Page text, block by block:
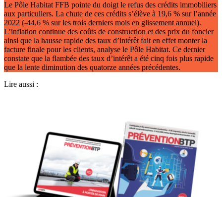
Le Pôle Habitat FFB pointe du doigt le refus des crédits immobiliers
aux particuliers. La chute de ces crédits s’élève à 19,6 % sur l’année
2022 (-44,6 % sur les trois derniers mois en glissement annuel).
L’inflation continue des coûts de construction et des prix du foncier
ainsi que la hausse rapide des taux d’intérêt fait en effet monter la
facture finale pour les clients, analyse le Pôle Habitat. Ce dernier
constate que la flambée des taux d’intérêt a été cinq fois plus rapide
que la lente diminution des quatorze années précédentes.
Lire aussi :